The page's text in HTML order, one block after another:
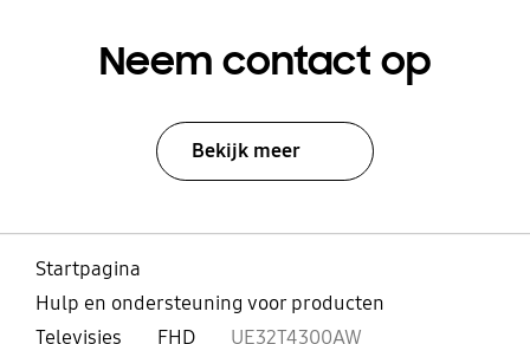
Neem contact op
Bekijk meer
Startpagina
Hulp en ondersteuning voor producten
Televisies
FHD UE32T4300AW